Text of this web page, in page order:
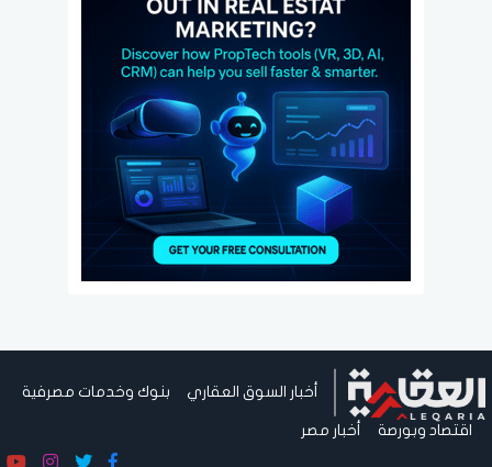
أخبار السوق العقاري بنوك وخدمات مصرفية
اقتصاد وبورصة أخبار مصر